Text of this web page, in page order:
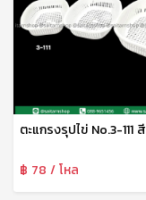
฿ 78 / โหล